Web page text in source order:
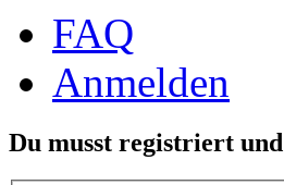
FAQ
Anmelden
Du musst registriert